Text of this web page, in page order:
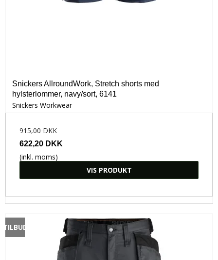
Snickers AllroundWork, Stretch shorts med
hylsterlommer, navy/sort, 6141
Snickers Workwear
915,00 DKK
622,20 DKK
(inkl. moms)
VIS PRODUKT
TILBUD